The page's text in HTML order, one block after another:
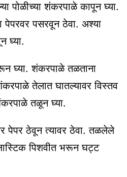
पोळीच्या शंकरपाळे कापून घ्या.
पेपरवर पसरवून ठेवा. अश्या
घ्या.
घ्या. शंकरपाळे तळताना
तेलात घातल्यावर विस्तव
तळून घ्या.
पेपर ठेवून त्यावर ठेवा. तळलेले
पिशवीत भरून घट्ट